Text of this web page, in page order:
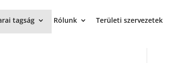
tagság Rólunk Területi szervezetek